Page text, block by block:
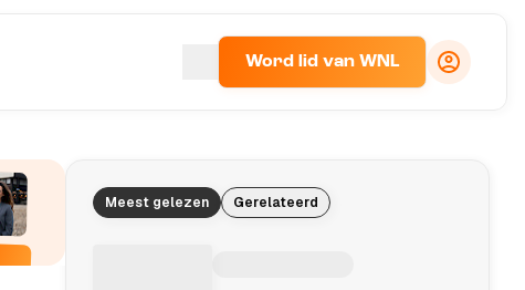
Word lid van WNL
Meest gelezen Gerelateerd